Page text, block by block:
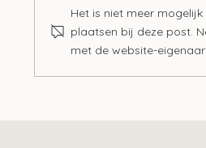
Het is niet meer
plaatsen bij deze post.
met de website-